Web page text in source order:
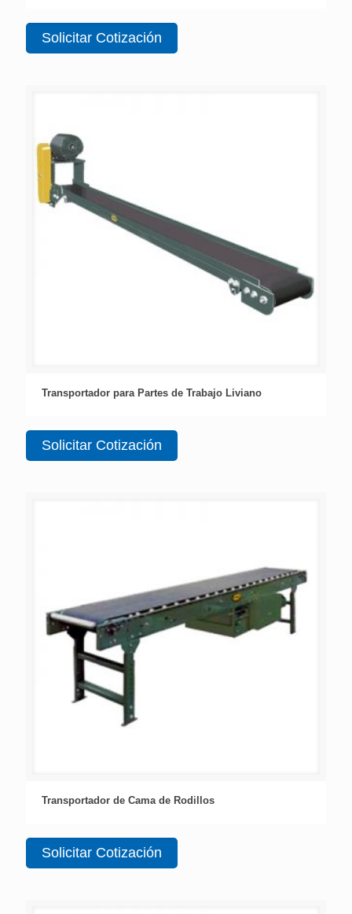
Solicitar Cotización
Transportador para Partes de Trabajo Liviano
Solicitar Cotización
Transportador de Cama de Rodillos
Solicitar Cotización